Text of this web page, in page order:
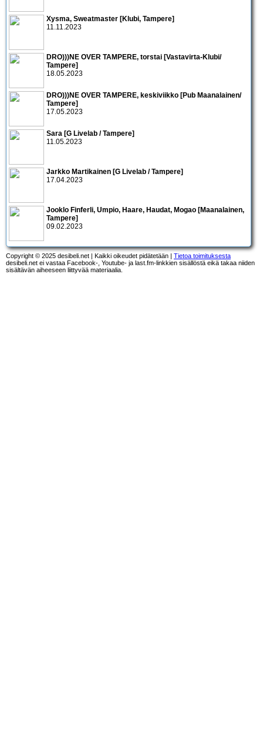
Xysma, Sweatmaster [Klubi, Tampere]
11.11.2023
DRO)))NE OVER TAMPERE, torstai [Vastavirta-Klubi/
Tampere]
18.05.2023
DRO)))NE OVER TAMPERE, keskiviikko [Pub Maanalainen/
Tampere]
17.05.2023
Sara [G Livelab / Tampere]
11.05.2023
Jarkko Martikainen [G Livelab / Tampere]
17.04.2023
Jooklo Finferli, Umpio, Haare, Haudat, Mogao [Maanalainen,
Tampere]
09.02.2023
Copyright © 2025 desibeli.net | Kaikki oikeudet pidätetään | Tietoa toimituksesta
desibeli.net ei vastaa Facebook-, Youtube- ja last.fm-linkkien sisällöstä eikä takaa niiden
sisältävän aiheeseen liittyvää materiaalia.